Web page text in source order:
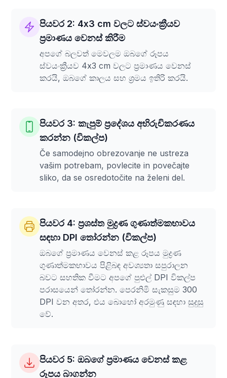
පියවර 2: 4x3 cm වලට ස්වයංක්‍රීයව
ප්‍රමාණය වෙනස් කිරීම
අපගේ බලවත් මෙවලම ඔබගේ රූපය
ස්වයංක්‍රීයව 4x3 cm වලට ප්‍රමාණය වෙනස්
කරයි, ඔබගේ කාලය සහ ශ්‍රමය ඉතිරි කරයි.
පියවර 3: කැපුම් ප්‍රදේශය අභිරුචිකරණය
කරන්න (විකල්ප)
Če samodejno obrezovanje ne ustreza
vašim potrebam, povlecite in povečajte
sliko, da se osredotočite na želeni del.
පියවර 4: ප්‍රශස්ත මුද්‍රණ ගුණාත්මකභාවය
සඳහා DPI තෝරන්න (විකල්ප)
ඔබගේ ප්‍රමාණය වෙනස් කළ රූපය මුද්‍රණ
ගුණාත්මකභාවය පිළිබඳ අවශ්‍යතා සපුරාලන
බවට සහතික වීමට අපගේ පුළුල් DPI විකල්ප
පරාසයෙන් තෝරන්න. පෙරනිමි සැකසුම 300
DPI වන අතර, එය බොහෝ අරමුණු සඳහා සුදුසු
වේ.
පියවර 5: ඔබගේ ප්‍රමාණය වෙනස් කළ
රූපය බාගන්න